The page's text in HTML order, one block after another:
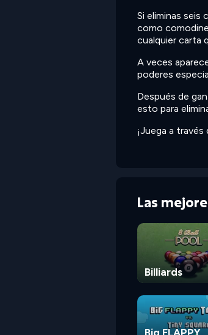
Si eliminas seis
como
cualquier carta
A veces
poderes
Después de
esto para
¡Juega a
Las
Billiards
Big FLAPPY